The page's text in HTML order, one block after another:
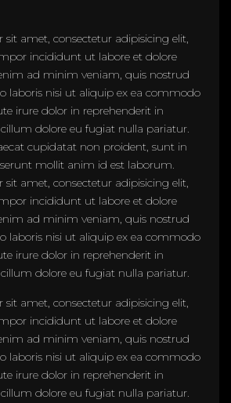
amet, consectetur adipisicing elit,
incididunt ut labore et dolore
ad minim veniam, quis nostrud
laboris nisi ut aliquip ex ea commodo
irure dolor in reprehenderit in
dolore eu fugiat nulla pariatur.
cupidatat non proident, sunt in
mollit anim id est laborum.
amet, consectetur adipisicing elit,
incididunt ut labore et dolore
ad minim veniam, quis nostrud
laboris nisi ut aliquip ex ea commodo
irure dolor in reprehenderit in
dolore eu fugiat nulla pariatur.
amet, consectetur adipisicing elit,
incididunt ut labore et dolore
ad minim veniam, quis nostrud
laboris nisi ut aliquip ex ea commodo
irure dolor in reprehenderit in
dolore eu fugiat nulla pariatur.